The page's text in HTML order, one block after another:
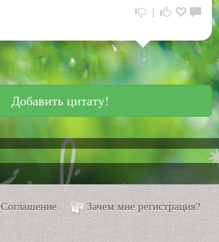
1
Добавить цитату!
Соглашение Зачем мне регистрация?